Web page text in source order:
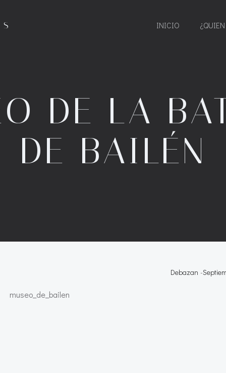
INICIO
DE LA
DE BAILÉN
Debazan -